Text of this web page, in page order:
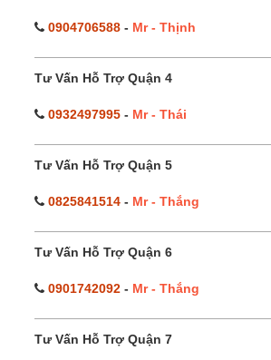
0904706588 - Mr - Thịnh
Tư Vấn Hỗ Trợ Quận 4
0932497995 - Mr - Thái
Tư Vấn Hỗ Trợ Quận 5
0825841514 - Mr - Thắng
Tư Vấn Hỗ Trợ Quận 6
0901742092 - Mr - Thắng
Tư Vấn Hỗ Trợ Quận 7